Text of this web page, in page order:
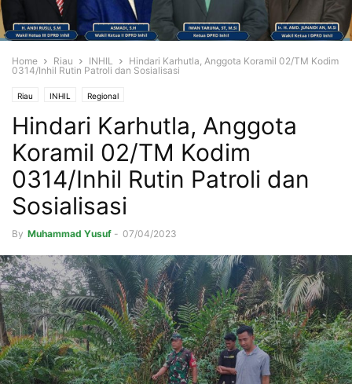
Home Riau INHIL
Hindari Karhutla, Anggota Koramil 02/TM Kodim
0314/Inhil Rutin Patroli dan Sosialisasi
Riau INHIL Regional
Hindari Karhutla, Anggota
Koramil 02/TM Kodim
0314/Inhil Rutin Patroli dan
Sosialisasi
By Muhammad Yusuf - 07/04/2023